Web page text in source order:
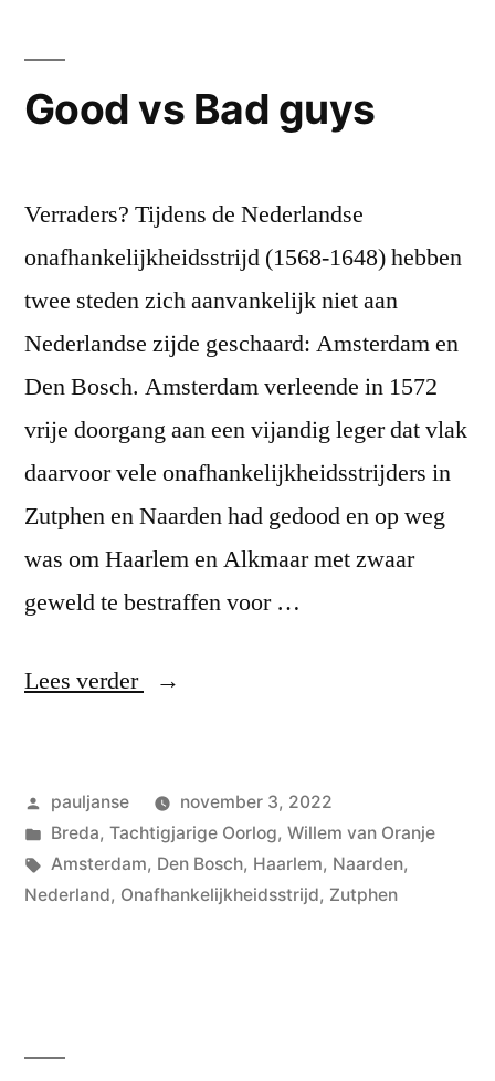
Good vs Bad guys
Verraders? Tijdens de Nederlandse
onafhankelijkheidsstrijd (1568-1648) hebben
twee steden zich aanvankelijk niet aan
Nederlandse zijde geschaard: Amsterdam en
Den Bosch. Amsterdam verleende in 1572
vrije doorgang aan een vijandig leger dat vlak
daarvoor vele onafhankelijkheidsstrijders in
Zutphen en Naarden had gedood en op weg
was om Haarlem en Alkmaar met zwaar
geweld te bestraffen voor …
Lees verder
“Good
guys”
Geplaatst
door
pauljanse
november 3, 2022
Geplaatst
in
Breda, Tachtigjarige Oorlog, Willem van Oranje
Tags:
Amsterdam, Den Bosch, Haarlem, Naarden,
Nederland, Onafhankelijkheidsstrijd, Zutphen